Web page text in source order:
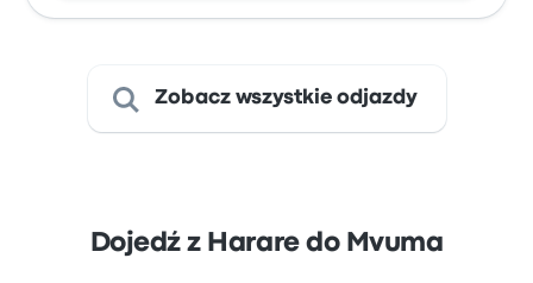
Zobacz wszystkie odjazdy
Dojedź z Harare do Mvuma